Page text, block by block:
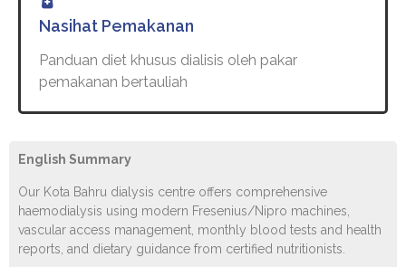
Nasihat Pemakanan
Panduan diet khusus dialisis oleh pakar
pemakanan bertauliah
English Summary
Our Kota Bahru dialysis centre offers comprehensive
haemodialysis using modern Fresenius/Nipro machines,
vascular access management, monthly blood tests and health
reports, and dietary guidance from certified nutritionists.